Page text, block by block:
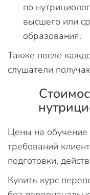
по
высшего или
образования.
Также после
слушатели
Цены на
требований
подготовки,
Купить курс